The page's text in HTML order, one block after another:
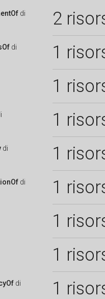
di 2
di 1
1
1
di 1
di 1
1
1
di 1